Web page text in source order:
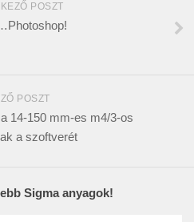
POSZT
POSZT
14-150 mm-es m4/3-os
a szoftverét
Sigma anyagok!